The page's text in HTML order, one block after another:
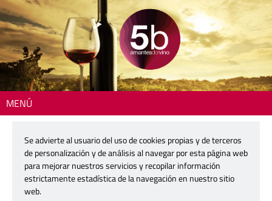
MENÚ
260528-rutas-vino-espana-sistema-
inteligencia
28 mayo, 2026
Se advierte al usuario del uso de cookies propias y de terceros
de personalización y de análisis al navegar por esta página web
para mejorar nuestros servicios y recopilar información
estrictamente estadística de la navegación en nuestro sitio
web.